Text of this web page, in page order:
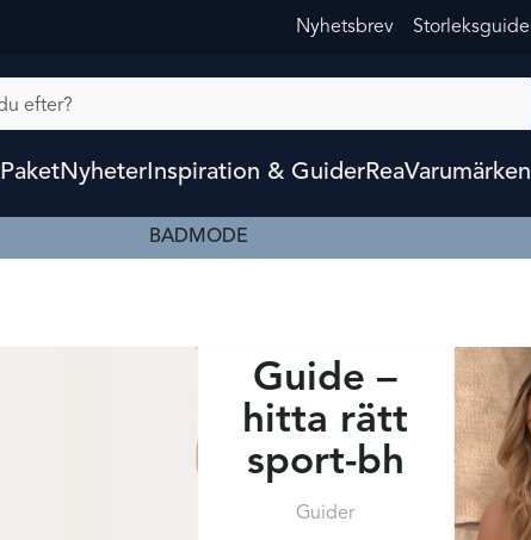
Nyhetsbrev Storleksguide
PaketNyheterInspiration & GuiderReaVarumärken
BADMODE
Guide –
hitta rätt
sport-bh
Guider